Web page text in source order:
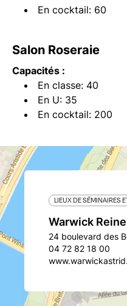
En cocktail: 60
Salon Roseraie
Capacités :
En classe: 40
En U: 35
En cocktail: 200
LIEUX DE SÉMINAIRES
Warwick
24 boulevard des
04 72 82 18 00